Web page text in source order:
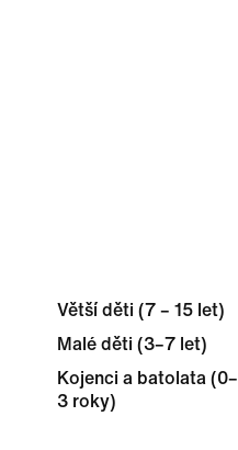
Větší děti (7 – 15 let)
Malé děti (3–7 let)
Kojenci a batolata (0–
3 roky)